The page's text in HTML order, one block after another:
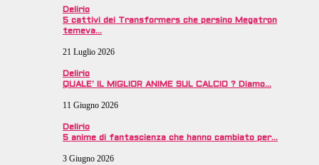
Delirio
5 cattivi dei Transformers che persino Megatron
temeva…
21 Luglio 2026
Delirio
QUALE’ IL MIGLIOR ANIME SUL CALCIO ? Diamo…
11 Giugno 2026
Delirio
5 anime di fantascienza che hanno cambiato per…
3 Giugno 2026